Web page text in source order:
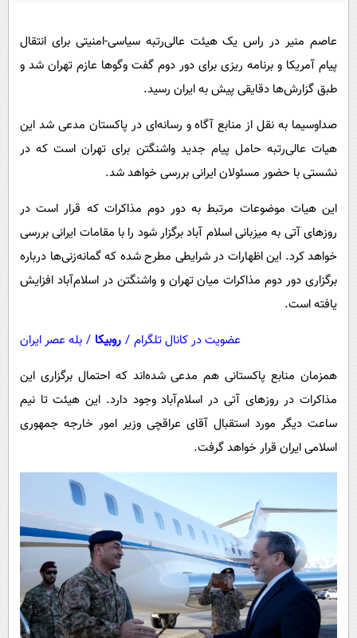
فناوری
گوناگون
حوادث
محیط زیست
سلامت
بین الملل
اجتماعی
حیات وحش
روانشناسی
آشپزی
دانلود
عاصم منیر در راس یک هیئت عالی‌رتبه سیاسی-امنیتی برای انتقال
پیام آمریکا و برنامه ریزی برای دور دوم گفت وگو‌ها عازم تهران شد و
طبق گزارش‌ها دقایقی پیش به ایران رسید.
صداوسیما به نقل از منابع آگاه و رسانه‌ای در پاکستان مدعی شد این
هیات عالی‌رتبه حامل پیام جدید واشنگتن برای تهران است که در
نشستی با حضور مسئولان ایرانی بررسی خواهد شد.
این هیات موضوعات مرتبط به دور دوم مذاکرات که قرار است در
روزهای آتی به میزبانی اسلام آباد برگزار شود را با مقامات ایرانی بررسی
خواهد کرد. این اظهارات در شرایطی مطرح شده که گمانه‌زنی‌ها درباره
برگزاری دور دوم مذاکرات میان تهران و واشنگتن در اسلام‌آباد افزایش
یافته است.
عضویت در کانال تلگرام / روبیکا / بله عصر ایران
همزمان منابع پاکستانی هم مدعی شده‌اند که احتمال برگزاری این
مذاکرات در روزهای آتی در اسلام‌آباد وجود دارد. این هیئت تا نیم
ساعت دیگر مورد استقبال آقای عراقچی وزیر امور خارجه جمهوری
اسلامی ایران قرار خواهد گرفت.